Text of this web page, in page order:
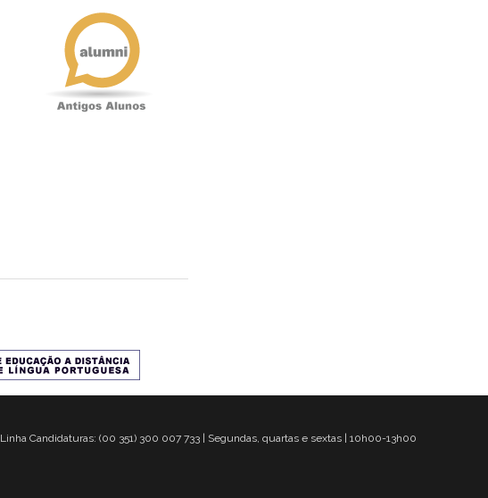
Linha Candidaturas: (00 351) 300 007 733 | Segundas, quartas e sextas | 10h00-13h00